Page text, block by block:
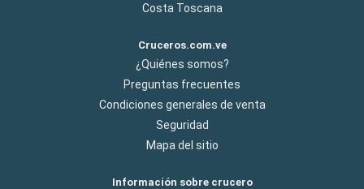
Costa Toscana
Cruceros.com.ve
¿Quiénes somos?
Preguntas frecuentes
Condiciones generales de venta
Seguridad
Mapa del sitio
Información sobre crucero